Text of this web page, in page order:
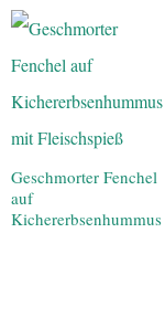
Geschmorter Fenchel
auf
Kichererbsenhummus